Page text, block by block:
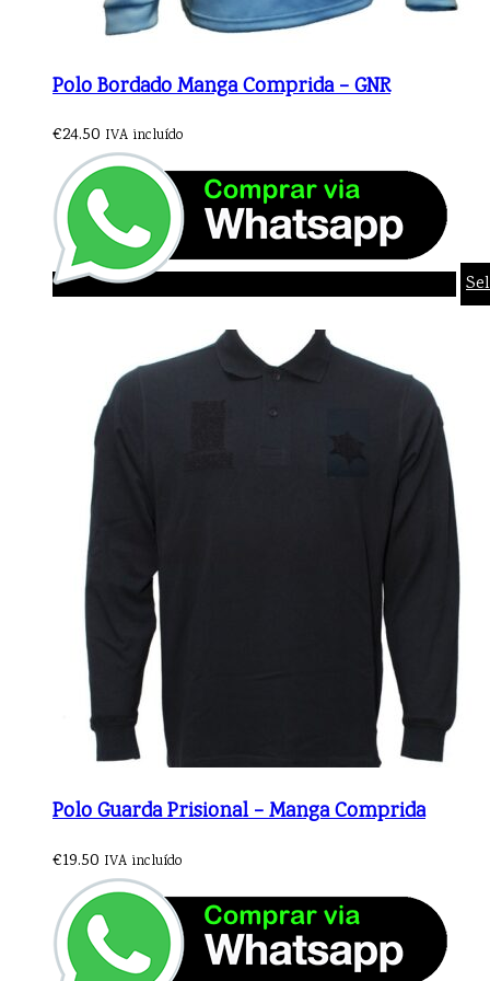
Polo Bordado Manga Comprida – GNR
€24.50 IVA incluído
Polo Guarda Prisional – Manga Comprida
€19.50 IVA incluído